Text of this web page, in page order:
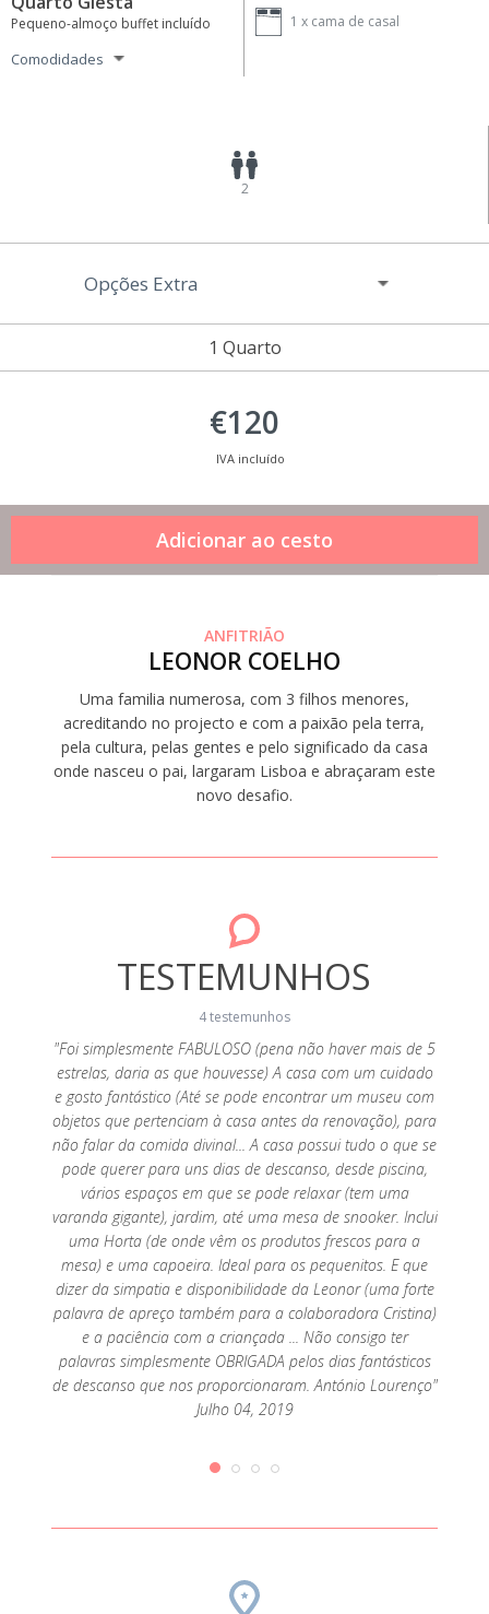
Pequeno-almoço buffet incluído
Comodidades
1 x cama de casal
2
1 Quarto
Opções Extra
€120
IVA incluído
ANFITRIÃO
LEONOR COELHO
Uma familia numerosa, com 3 filhos menores,
acreditando no projecto e com a paixão pela terra,
pela cultura, pelas gentes e pelo significado da casa
onde nasceu o pai, largaram Lisboa e abraçaram este
novo desafio.
TESTEMUNHOS
4 testemunhos
"Foi simplesmente FABULOSO (pena não haver mais de 5
estrelas, daria as que houvesse) A casa com um cuidado
e gosto fantástico (Até se pode encontrar um museu com
objetos que pertenciam à casa antes da renovação), para
não falar da comida divinal... A casa possui tudo o que se
pode querer para uns dias de descanso, desde piscina,
vários espaços em que se pode relaxar (tem uma
varanda gigante), jardim, até uma mesa de snooker. Inclui
uma Horta (de onde vêm os produtos frescos para a
mesa) e uma capoeira. Ideal para os pequenitos. E que
dizer da simpatia e disponibilidade da Leonor (uma forte
palavra de apreço também para a colaboradora Cristina)
e a paciência com a criançada ... Não consigo ter
palavras simplesmente OBRIGADA pelos dias fantásticos
de descanso que nos proporcionaram. António Lourenço"
Julho 04, 2019